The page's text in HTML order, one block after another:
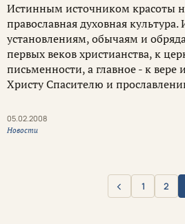
Истинным источником красоты
православная духовная культура.
установлениям, обычаям и
первых веков христианства, к
письменности, а главное - к
Христу Спасителю и
05.02.2008
Новости
Назад
‹ 1 2